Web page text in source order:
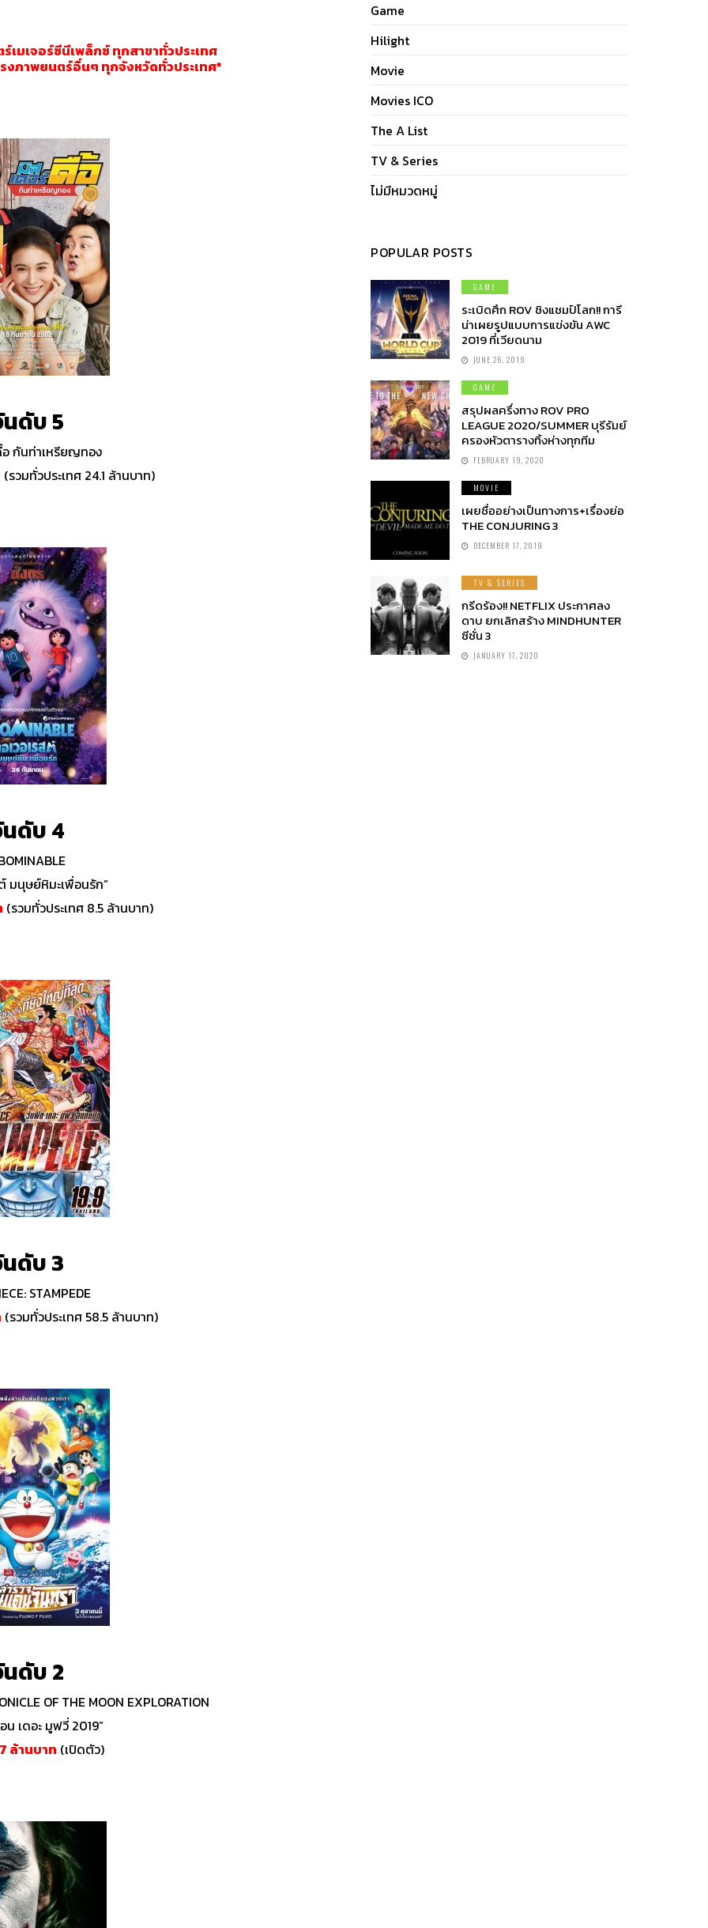
เมเจอร์ซีนีเพล็กซ์ ทุกสาขาทั่วประเทศ
งภาพยนตร์อื่นๆ ทุกจังหวัดทั่วประเทศ*
ดับ 5
กันท่าเหรียญทอง
(รวมทั่วประเทศ 24.1 ล้านบาท)
ดับ 4
ต์ มนุษย์หิมะเพื่อนรัก”
(รวมทั่วประเทศ 8.5 ล้านบาท)
ดับ 3
STAMPEDE
(รวมทั่วประเทศ 58.5 ล้านบาท)
ดับ 2
OF THE MOON EXPLORATION
น เดอะ มูฟวี่ 2019”
ล้านบาท (เปิดตัว)
Game
Hilight
Movie
Movies ICO
The A List
TV & Series
ไม่มีหมวดหมู่
POPULAR POSTS
GAME
ระเบิดศึก ROV ชิงแชมป์โลก!! การี
น่าเผยรูปแบบการแข่งขัน AWC
2019 ที่เวียดนาม
JUNE 26, 2019
GAME
สรุปผลครึ่งทาง ROV PRO
LEAGUE 2020/SUMMER บุรีรัมย์
ครองหัวตารางทิ้งห่างทุกทีม
FEBRUARY 19, 2020
MOVIE
เผยชื่ออย่างเป็นทางการ+เรื่องย่อ
THE CONJURING 3
DECEMBER 17, 2019
TV & SERIES
กรีดร้อง!! NETFLIX ประกาศลง
ดาบ ยกเลิกสร้าง MINDHUNTER
ซีซั่น 3
JANUARY 17, 2020